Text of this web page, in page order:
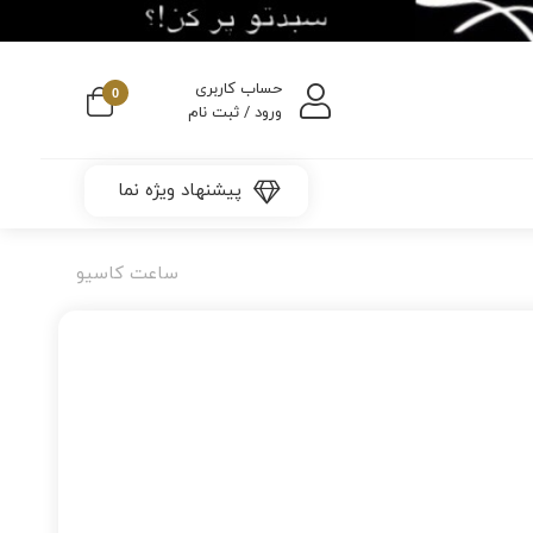
0
حساب کاربری
ورود / ثبت نام
پیشنهاد ویژه نما
ساعت کاسیو